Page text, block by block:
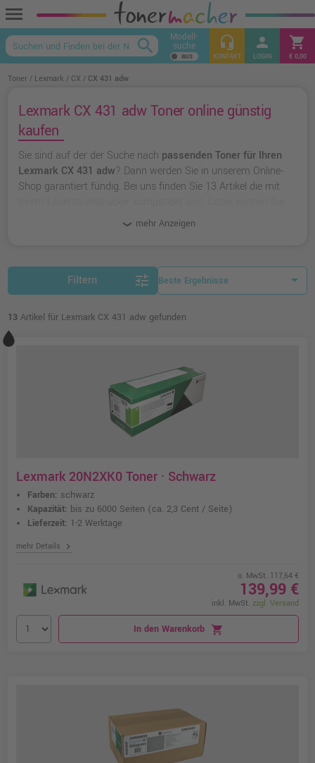
menu
keyboard_arrow_up
search Modell-
suche headset_mic
KONTAKT
person
LOGIN
shopping_cart
€ 0,00
Toner Lexmark CX CX 431 adw
Lexmark CX 431 adw Toner online günstig
kaufen
Sie sind auf der der Suche nach passenden Toner für Ihren
Lexmark CX 431 adw? Dann werden Sie in unserem Online-
Shop garantiert fündig. Bei uns finden Sie 13 Artikel die mit
originalen Toner von Lexmark wählen oder zu
mehr Anzeigen
Filtern tune
13 Artikel für Lexmark CX 431 adw gefunden
Lexmark 20N2XK0 Toner · Schwarz
Farben: schwarz
Kapazität: bis zu 6000 Seiten (ca. 2,3 Cent / Seite)
Lieferzeit: 1-2 Werktage
mehr Details chevron_right
o. MwSt. 117,64 €
139,99 €
inkl. MwSt. zzgl. Versand
In den Warenkorb shopping_cart